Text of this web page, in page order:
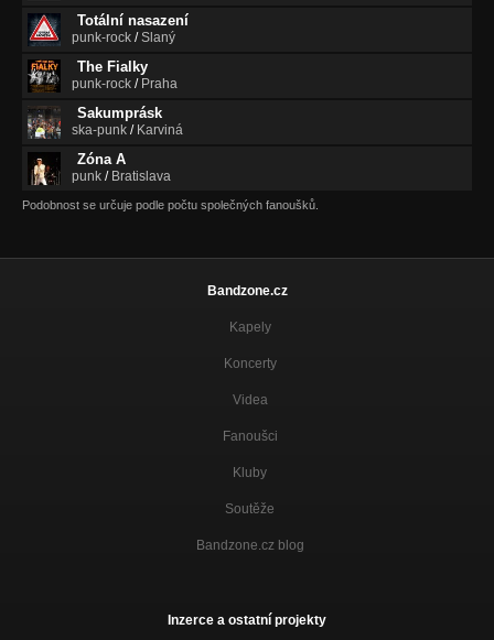
Totální nasazení
punk-rock /Slaný
The Fialky
punk-rock / Praha
Sakumprásk
ska-punk / Karviná
Zóna A
punk / Bratislava
Podobnost se určuje podle počtu společných fanoušků.
Bandzone.cz
Kapely
Koncerty
Videa
Fanoušci
Kluby
Soutěže
Bandzone.cz blog
Inzerce a ostatní projekty